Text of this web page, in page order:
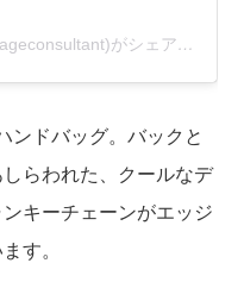
ZAK.Image Consultant(@zak.imageconsultant)がシェアした投稿
ンドバッグ。バックと
らわれた、クールなデ
キーチェーンがエッジ
す。